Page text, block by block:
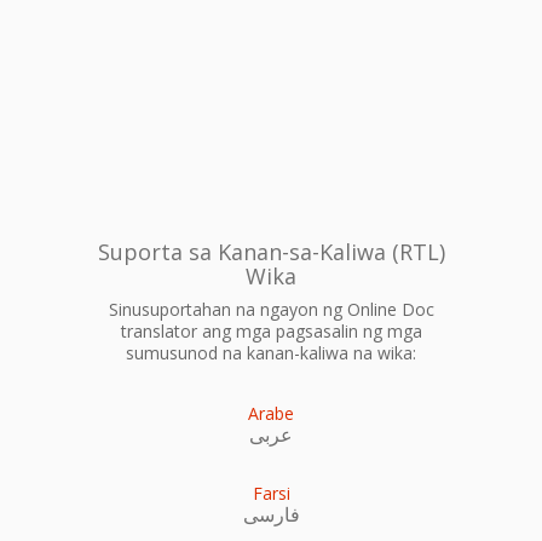
Suporta sa Kanan-sa-Kaliwa (RTL)
Wika
Sinusuportahan na ngayon ng Online Doc
translator ang mga pagsasalin ng mga
sumusunod na kanan-kaliwa na wika:
Arabe
عربى
Farsi
فارسی